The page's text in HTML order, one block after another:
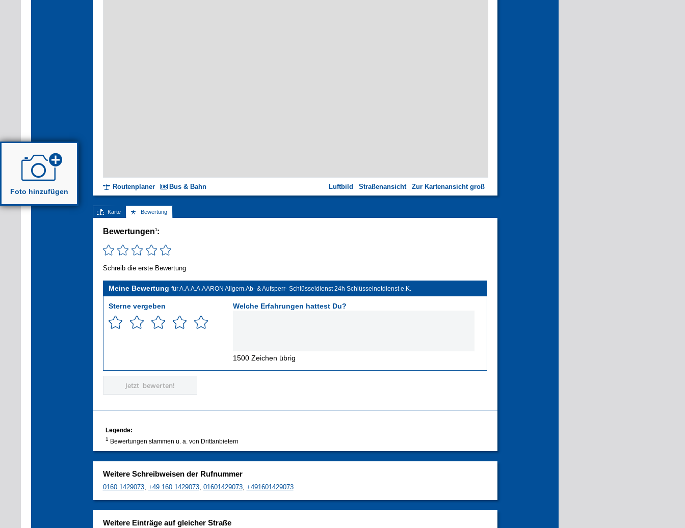
Luftbild Straßenansicht Zur Kartenansicht groß
Routenplaner Bus & Bahn
Karte Bewertung
Bewertungen1:
Schreib die erste Bewertung
Meine Bewertung für A.A.A.A.AARON Allgem.Ab- & Aufsperr- Schlüsseldienst 24h Schlüsselnotdienst e.K.
Sterne vergeben Welche Erfahrungen hattest Du?
1500 Zeichen übrig
Jetzt bewerten!
Legende:
1 Bewertungen stammen u. a. von Drittanbietern
Weitere Schreibweisen der Rufnummer
0160 1429073, +49 160 1429073, 01601429073, +491601429073
Weitere Einträge auf gleicher Straße
Foto hinzufügen